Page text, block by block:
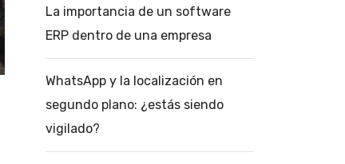
La importancia de un software
ERP dentro de una empresa
WhatsApp y la localización en
segundo plano: ¿estás siendo
vigilado?